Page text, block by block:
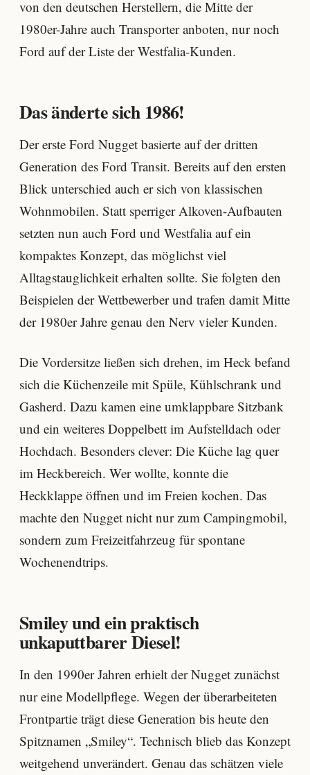
von den deutschen Herstellern, die Mitte der
1980er-Jahre auch Transporter anboten, nur noch
Ford auf der Liste der Westfalia-Kunden.
Das änderte sich 1986!
Der erste Ford Nugget basierte auf der dritten
Generation des Ford Transit. Bereits auf den ersten
Blick unterschied auch er sich von klassischen
Wohnmobilen. Statt sperriger Alkoven-Aufbauten
setzten nun auch Ford und Westfalia auf ein
kompaktes Konzept, das möglichst viel
Alltagstauglichkeit erhalten sollte. Sie folgten den
Beispielen der Wettbewerber und trafen damit Mitte
der 1980er Jahre genau den Nerv vieler Kunden.
Die Vordersitze ließen sich drehen, im Heck befand
sich die Küchenzeile mit Spüle, Kühlschrank und
Gasherd. Dazu kamen eine umklappbare Sitzbank
und ein weiteres Doppelbett im Aufstelldach oder
Hochdach. Besonders clever: Die Küche lag quer
im Heckbereich. Wer wollte, konnte die
Heckklappe öffnen und im Freien kochen. Das
machte den Nugget nicht nur zum Campingmobil,
sondern zum Freizeitfahrzeug für spontane
Wochenendtrips.
Smiley und ein praktisch
unkaputtbarer Diesel!
In den 1990er Jahren erhielt der Nugget zunächst
nur eine Modellpflege. Wegen der überarbeiteten
Frontpartie trägt diese Generation bis heute den
Spitznamen „Smiley“. Technisch blieb das Konzept
weitgehend unverändert. Genau das schätzen viele